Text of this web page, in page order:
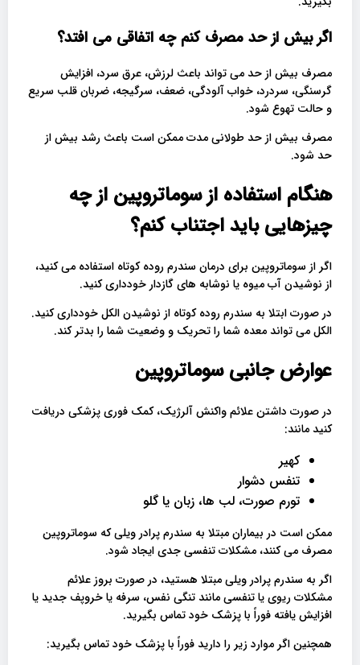
اگر بیش از حد مصرف کنم چه اتفاقی می افتد؟
مصرف بیش از حد می تواند باعث لرزش، عرق سرد، افزایش
گرسنگی، سردرد، خواب آلودگی، ضعف، سرگیجه، ضربان قلب سریع
و حالت تهوع شود.
مصرف بیش از حد طولانی مدت ممکن است باعث رشد بیش از
حد شود.
هنگام استفاده از سوماتروپین از چه
چیزهایی باید اجتناب کنم؟
اگر از سوماتروپین برای درمان سندرم روده کوتاه استفاده می کنید،
از نوشیدن آب میوه یا نوشابه های گازدار خودداری کنید.
در صورت ابتلا به سندرم روده کوتاه از نوشیدن الکل خودداری کنید.
الکل می تواند معده شما را تحریک و وضعیت شما را بدتر کند.
عوارض جانبی سوماتروپین
در صورت داشتن علائم واکنش آلرژیک، کمک فوری پزشکی دریافت
کنید مانند:
کهیر
تنفس دشوار
تورم صورت، لب ها، زبان یا گلو
ممکن است در بیماران مبتلا به سندرم پرادر ویلی که سوماتروپین
مصرف می کنند، مشکلات تنفسی جدی ایجاد شود.
اگر به سندرم پرادر ویلی مبتلا هستید، در صورت بروز علائم
مشکلات ریوی یا تنفسی مانند تنگی نفس، سرفه یا خروپف جدید یا
افزایش یافته فوراً با پزشک خود تماس بگیرید.
همچنین اگر موارد زیر را دارید فوراً با پزشک خود تماس بگیرید: